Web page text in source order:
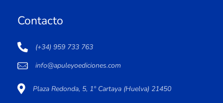
Contacto
(+34) 959 733 763
info@apuleyoediciones.com
Plaza Redonda, 5, 1º Cartaya (Huelva) 21450